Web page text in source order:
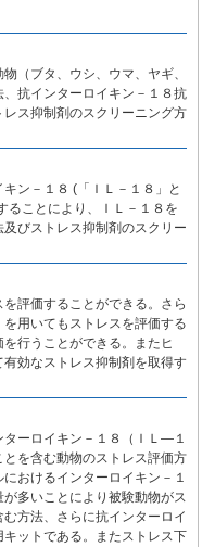
（ブタ、ウシ、ウマ、ヤギ、
抗インターロイキン－１８抗
ス抑制剤のスクリーニング方
ン－１８ (「ＩＬ－１８」と
ることにより、ＩＬ－１８を
びストレス抑制剤のスクリー
評価することができる。さら
用いてもストレスを評価する
行うことができる。またヒ
効なストレス抑制剤を取得す
ーロイキン－１８（ＩＬ―１
を含む動物のストレス評価方
おけるインターロイキン－１
多いことにより被験動物がス
方法、さらに抗インターロイ
ットである。またストレス下